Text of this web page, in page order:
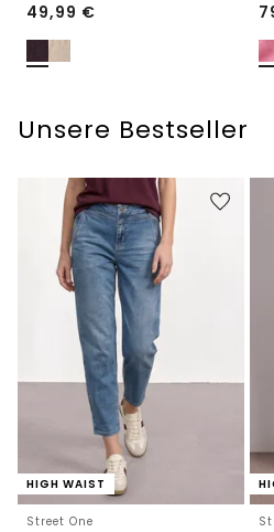
49,99 €
Unsere Bestseller
HIGH WAIST
Street One